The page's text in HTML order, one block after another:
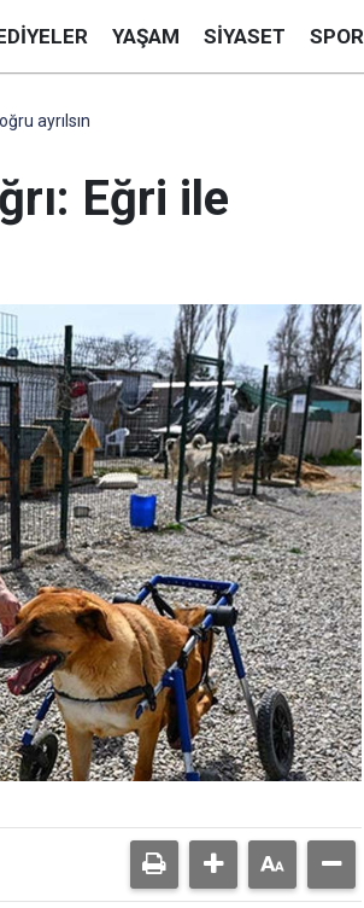
YAŞAM SIYASET SPOR
ayrılsın
Eğri ile